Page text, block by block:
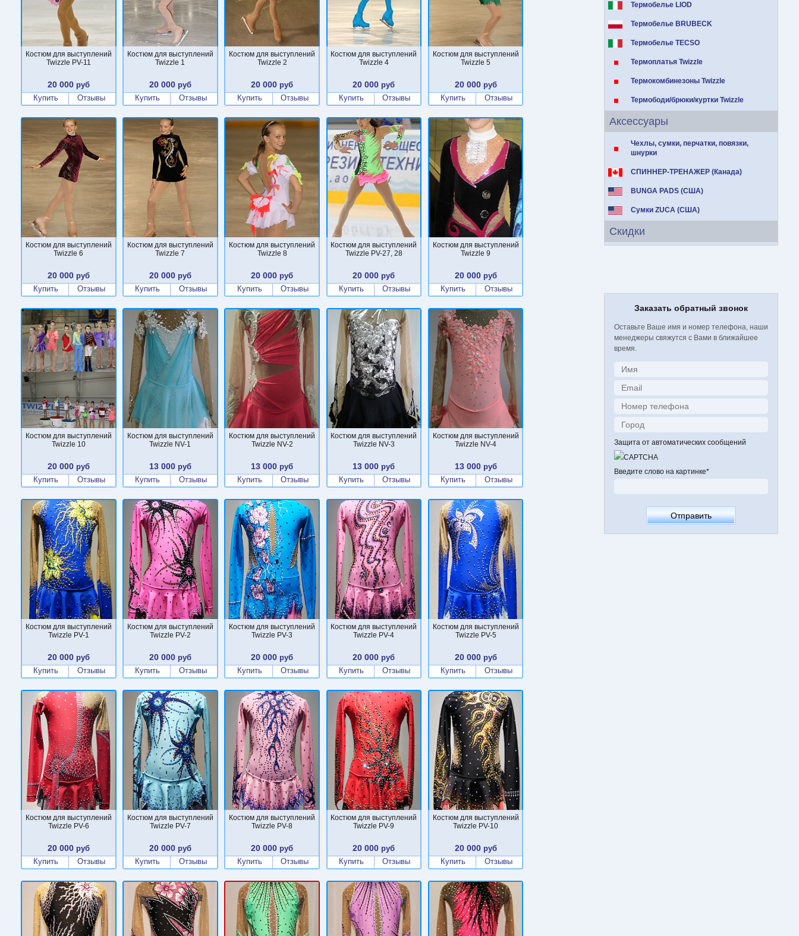
Термобелье LIOD
Термобелье BRUBECK
Термобелье TECSO
Термоплатья Twizzle
Термокомбинезоны Twizzle
Термободи/брюки/куртки Twizzle
Аксессуары
Чехлы, сумки, перчатки, повязки,
шнурки
СПИННЕР-ТРЕНАЖЕР (Канада)
BUNGA PADS (США)
Сумки ZUCA (США)
Скидки
Заказать обратный звонок
Оставьте Ваше имя и номер телефона, наши
менеджеры свяжутся с Вами в ближайшее
время.
Защита от автоматических сообщений
Введите слово на картинке*
Костюм для выступлений
Twizzle PV-11
20 000руб
Купить
Отзывы
Костюм для выступлений
Twizzle 1
20 000руб
Купить
Отзывы
Костюм для выступлений
Twizzle 2
20 000 руб
Купить
Отзывы
Костюм для выступлений
Twizzle 4
20 000 руб
Купить
Отзывы
Костюм для выступлений
Twizzle 5
20 000руб
Купить
Отзывы
Костюм для выступлений
Twizzle 6
20 000руб
Купить
Отзывы
Костюм для выступлений
Twizzle 7
20 000руб
Купить
Отзывы
Костюм для выступлений
Twizzle 8
20 000 руб
Купить
Отзывы
Костюм для выступлений
Twizzle PV-27, 28
20 000 руб
Купить
Отзывы
Костюм для выступлений
Twizzle 9
20 000руб
Купить
Отзывы
Костюм для выступлений
Twizzle 10
20 000руб
Купить
Отзывы
Костюм для выступлений
Twizzle NV-1
13 000руб
Купить
Отзывы
Костюм для выступлений
Twizzle NV-2
13 000 руб
Купить
Отзывы
Костюм для выступлений
Twizzle NV-3
13 000 руб
Купить
Отзывы
Костюм для выступлений
Twizzle NV-4
13 000руб
Купить
Отзывы
Костюм для выступлений
Twizzle PV-1
20 000руб
Купить
Отзывы
Костюм для выступлений
Twizzle PV-2
20 000руб
Купить
Отзывы
Костюм для выступлений
Twizzle PV-3
20 000 руб
Купить
Отзывы
Костюм для выступлений
Twizzle PV-4
20 000 руб
Купить
Отзывы
Костюм для выступлений
Twizzle PV-5
20 000руб
Купить
Отзывы
Костюм для выступлений
Twizzle PV-6
20 000руб
Купить
Отзывы
Костюм для выступлений
Twizzle PV-7
20 000руб
Купить
Отзывы
Костюм для выступлений
Twizzle PV-8
20 000 руб
Купить
Отзывы
Костюм для выступлений
Twizzle PV-9
20 000 руб
Купить
Отзывы
Костюм для выступлений
Twizzle PV-10
20 000руб
Купить
Отзывы